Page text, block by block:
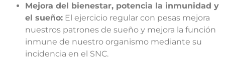
Mejora del bienestar, potencia la inmunidad y
el sueño: El ejercicio regular con pesas mejora
nuestros patrones de sueño y mejora la función
inmune de nuestro organismo mediante su
incidencia en el SNC.